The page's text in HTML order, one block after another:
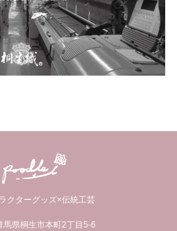
クターグッズ×伝統工芸
馬県桐生市本町2丁目5-6